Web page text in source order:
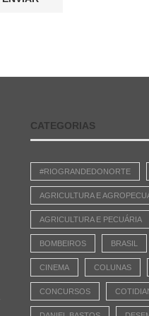
CATEGORIAS
#RIOGRANDEDONORTE
AGRICULTURA E
AGRICULTURA E PECUÁRIA
BOMBEIROS BRASIL
CINEMA COLUNAS
CONCURSOS